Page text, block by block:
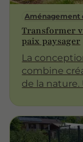
Aménagement
Transformer
paix paysager
La
combine
de la
extérieur en
propice à la
article